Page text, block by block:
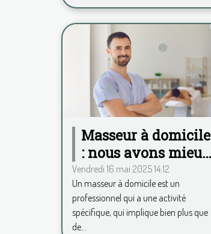
Masseur à domicile
: nous avons mieux
qu’une application
pour calculer vos
frais kilométriques
Vendredi 16 mai 2025 14:12
Un masseur à domicile est un
professionnel qui a une activité
spécifique, qui implique bien plus que
de...